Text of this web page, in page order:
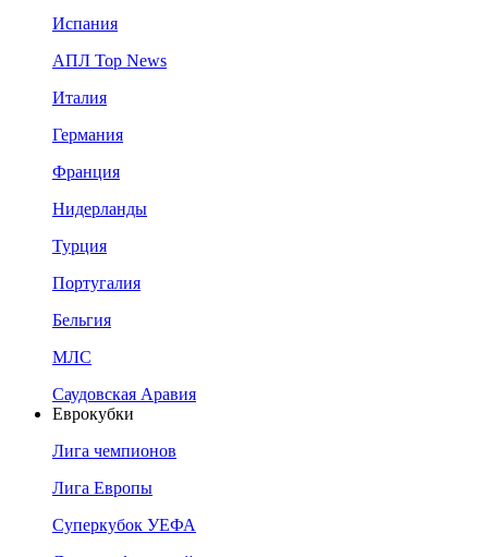
Испания
АПЛ Top News
Италия
Германия
Франция
Нидерланды
Турция
Португалия
Бельгия
МЛС
Саудовская Аравия
Еврокубки
Лига чемпионов
Лига Европы
Суперкубок УЕФА